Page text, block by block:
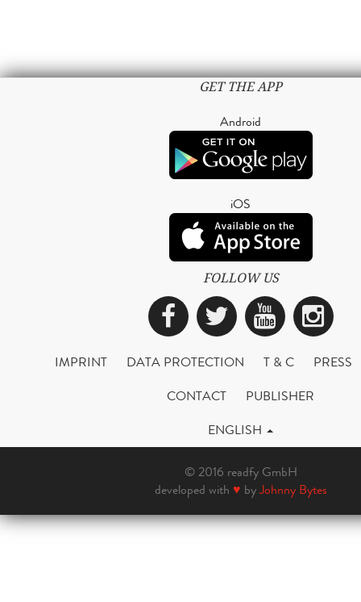
GET THE APP
Android
iOS
FOLLOW US
Facebook
Twitter
IMPRINT DATA PROTECTION T & C
PRESS
CONTACT
PUBLISHER
ENGLISH
© 2016 readfy GmbH
developed with ♥ byJohnny Bytes